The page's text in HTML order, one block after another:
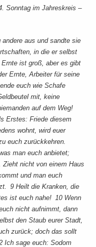
Sonntag im Jahreskreis –
aus und sandte sie
in die er selbst
ist groß, aber es gibt
Ernte, Arbeiter für seine
euch wie Schafe
mit, keine
auf dem Weg!
Erstes: Friede diesem
wohnt, wird euer
euch zurückkehren.
man euch anbietet;
nicht von einem Haus
und man euch
9 Heilt die Kranken, die
ist euch nahe! 10 Wenn
nicht aufnimmt, dann
den Staub eurer Stadt,
zurück; doch das sollt
Ich sage euch: Sodom